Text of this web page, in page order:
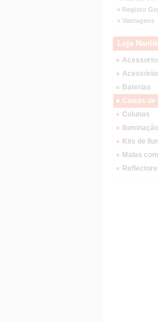
» Registo
» Vantagens
Loja
Baterias
Caixas de
Colunas
Kits de
Malas